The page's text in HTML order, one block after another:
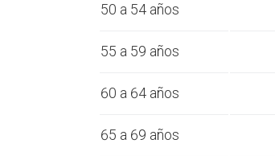
50 a 54 años
55 a 59 años
60 a 64 años
65 a 69 años